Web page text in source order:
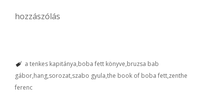
hozzászólás
a tenkes kapitánya boba fett könyve bruzsa bab
gábor hang sorozat szabo gyula the book of boba fett zenthe
ferenc